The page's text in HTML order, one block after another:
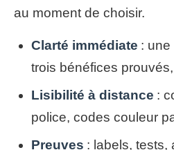
au moment de choisir.
Clarté immédiate : une
trois bénéfices
Lisibilité à distance :
police, codes couleur
Preuves : labels, tests,